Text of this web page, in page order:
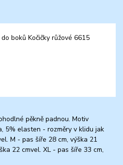
pěkně padnou. Motiv
5% elasten - rozměry v klidu jak
M - pas šíře 28 cm, výška 21
22 cmvel. XL - pas šíře 33 cm,